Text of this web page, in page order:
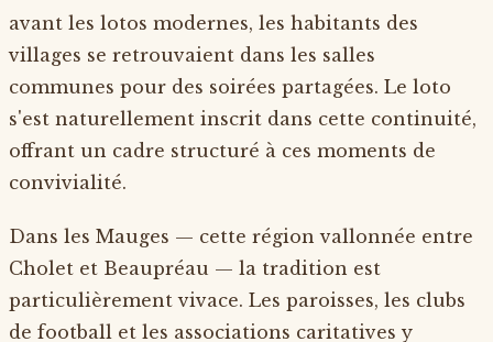
avant les lotos modernes, les habitants des
villages se retrouvaient dans les salles
communes pour des soirées partagées. Le loto
s'est naturellement inscrit dans cette continuité,
offrant un cadre structuré à ces moments de
convivialité.
Dans les Mauges — cette région vallonnée entre
Cholet et Beaupréau — la tradition est
particulièrement vivace. Les paroisses, les clubs
de football et les associations caritatives y